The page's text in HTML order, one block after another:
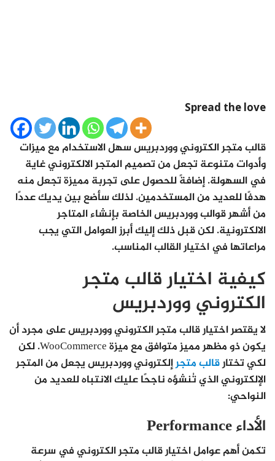
Spread the love
قالب متجر الكتروني ووردبريس سهل الاستخدام مع ميزات
وأدوات متنوعة تجعل من تصميم المتجر الالكتروني غاية
في السهولة. إضافةً للحصول على تجربة مميزة تجعل منه
هدفًا للعديد من المستخدمين. لذلك سأضع بين يديك عددًا
من أشهر قوالب ووردبريس الخاصة بإنشاء المتاجر
الالكترونية. لكن قبل ذلك إليك أبرز العوامل التي يجب
مراعاتها في اختيار القالب المناسب.
كيفية اختيار قالب متجر
الكتروني ووردبريس
لا يقتصر اختيار قالب متجر الكتروني ووردبريس على مجرد أن
يكون ذو مظهر مميز متوافق مع ميزة WooCommerce. لكن
لكي تختارقالب متجرإلكتروني ووردبريس يجعل من المتجر
الإلكتروني الذي تُنشؤه ناجحًا عليك الانتباه للعديد من
النواحي:
الأداء Performance
تكمن أهم عوامل اختيار قالب متجر الكتروني في سرعة